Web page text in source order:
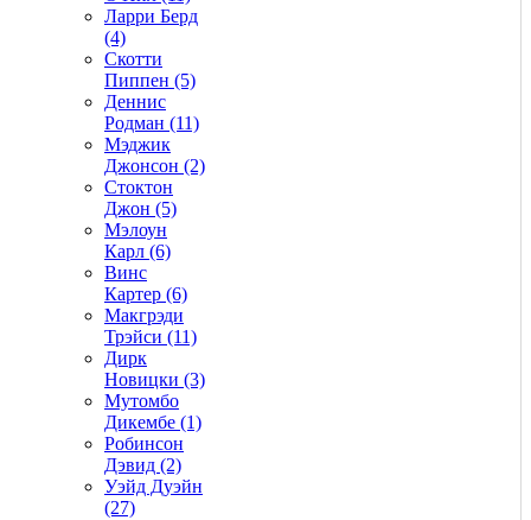
Ларри Берд
(4)
Скотти
Пиппен (5)
Деннис
Родман (11)
Мэджик
Джонсон (2)
Стоктон
Джон (5)
Мэлоун
Карл (6)
Винс
Картер (6)
Макгрэди
Трэйси (11)
Дирк
Новицки (3)
Мутомбо
Дикембе (1)
Робинсон
Дэвид (2)
Уэйд Дуэйн
(27)